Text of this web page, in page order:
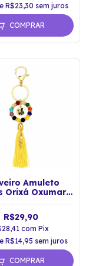
R$23,30 sem juros
COMPRAR
Amuleto
Orixá Oxumarê
R$29,90
com Pix
R$14,95 sem juros
COMPRAR